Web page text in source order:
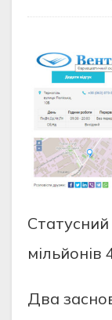
мільйонів
Два